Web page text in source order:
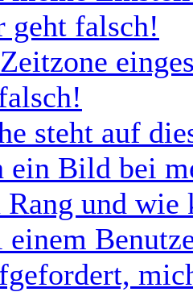
geht falsch!
steht auf
Bild bei
und wie
einem